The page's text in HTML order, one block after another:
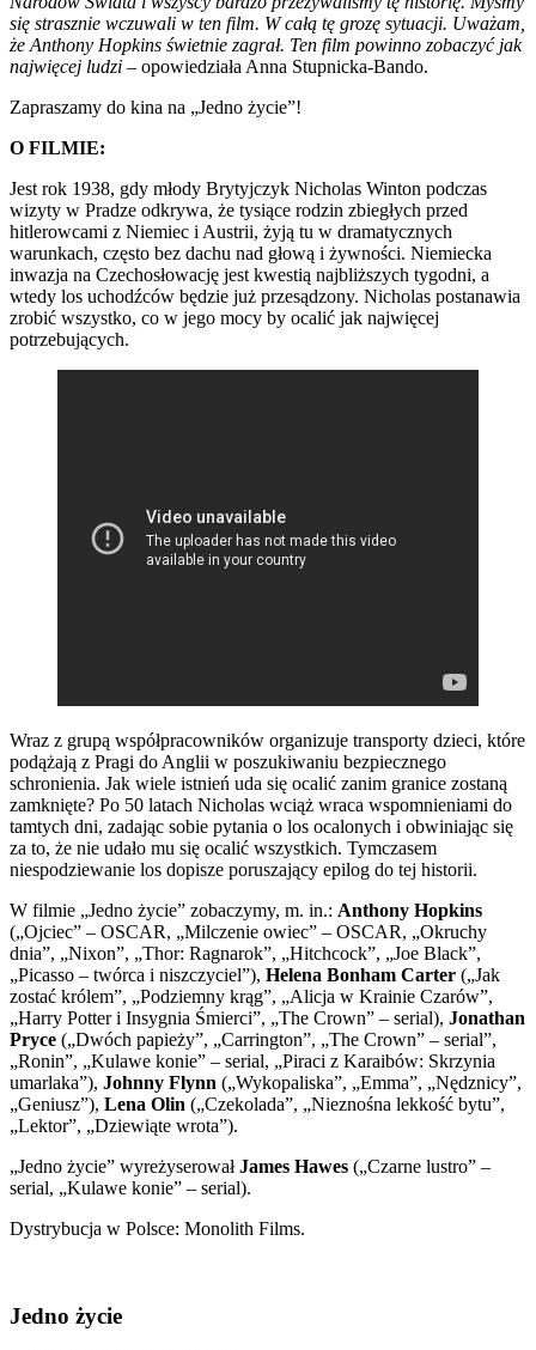
się strasznie wczuwali w ten film. W całą tę grozę sytuacji. Uważam,
że Anthony Hopkins świetnie zagrał. Ten film powinno zobaczyć jak
najwięcej ludzi – opowiedziała Anna Stupnicka-Bando.
Zapraszamy do kina na „Jedno życie”!
O FILMIE:
Jest rok 1938, gdy młody Brytyjczyk Nicholas Winton podczas
wizyty w Pradze odkrywa, że tysiące rodzin zbiegłych przed
hitlerowcami z Niemiec i Austrii, żyją tu w dramatycznych
warunkach, często bez dachu nad głową i żywności. Niemiecka
inwazja na Czechosłowację jest kwestią najbliższych tygodni, a
wtedy los uchodźców będzie już przesądzony. Nicholas postanawia
zrobić wszystko, co w jego mocy by ocalić jak najwięcej
potrzebujących.
Wraz z grupą współpracowników organizuje transporty dzieci, które
podążają z Pragi do Anglii w poszukiwaniu bezpiecznego
schronienia. Jak wiele istnień uda się ocalić zanim granice zostaną
zamknięte? Po 50 latach Nicholas wciąż wraca wspomnieniami do
tamtych dni, zadając sobie pytania o los ocalonych i obwiniając się
za to, że nie udało mu się ocalić wszystkich. Tymczasem
niespodziewanie los dopisze poruszający epilog do tej historii.
W filmie „Jedno życie” zobaczymy, m. in.: Anthony Hopkins
(„Ojciec” – OSCAR, „Milczenie owiec” – OSCAR, „Okruchy
dnia”, „Nixon”, „Thor: Ragnarok”, „Hitchcock”, „Joe Black”,
„Picasso – twórca i niszczyciel”), Helena Bonham Carter („Jak
zostać królem”, „Podziemny krąg”, „Alicja w Krainie Czarów”,
„Harry Potter i Insygnia Śmierci”, „The Crown” – serial), Jonathan
Pryce („Dwóch papieży”, „Carrington”, „The Crown” – serial”,
„Ronin”, „Kulawe konie” – serial, „Piraci z Karaibów: Skrzynia
umarlaka”), Johnny Flynn („Wykopaliska”, „Emma”, „Nędznicy”,
„Geniusz”), Lena Olin („Czekolada”, „Nieznośna lekkość bytu”,
„Lektor”, „Dziewiąte wrota”).
„Jedno życie” wyreżyserowałJames Hawes („Czarne lustro” –
serial, „Kulawe konie” – serial).
Dystrybucja w Polsce: Monolith Films.
Jedno życie